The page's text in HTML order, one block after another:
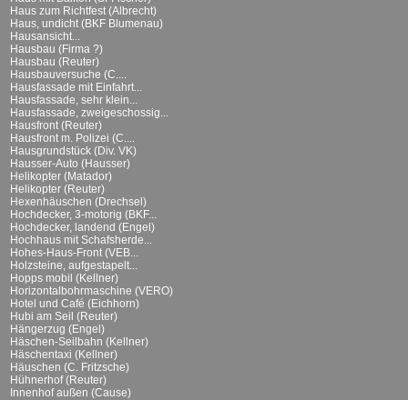
Haus zum Richtfest (Albrecht)
Haus, undicht (BKF Blumenau)
Hausansicht...
Hausbau (Firma ?)
Hausbau (Reuter)
Hausbauversuche (C....
Hausfassade mit Einfahrt...
Hausfassade, sehr klein...
Hausfassade, zweigeschossig...
Hausfront (Reuter)
Hausfront m. Polizei (C....
Hausgrundstück (Div. VK)
Hausser-Auto (Hausser)
Helikopter (Matador)
Helikopter (Reuter)
Hexenhäuschen (Drechsel)
Hochdecker, 3-motorig (BKF...
Hochdecker, landend (Engel)
Hochhaus mit Schafsherde...
Hohes-Haus-Front (VEB...
Holzsteine, aufgestapelt...
Hopps mobil (Kellner)
Horizontalbohrmaschine (VERO)
Hotel und Café (Eichhorn)
Hubi am Seil (Reuter)
Hängerzug (Engel)
Häschen-Seilbahn (Kellner)
Häschentaxi (Kellner)
Häuschen (C. Fritzsche)
Hühnerhof (Reuter)
Innenhof außen (Cause)